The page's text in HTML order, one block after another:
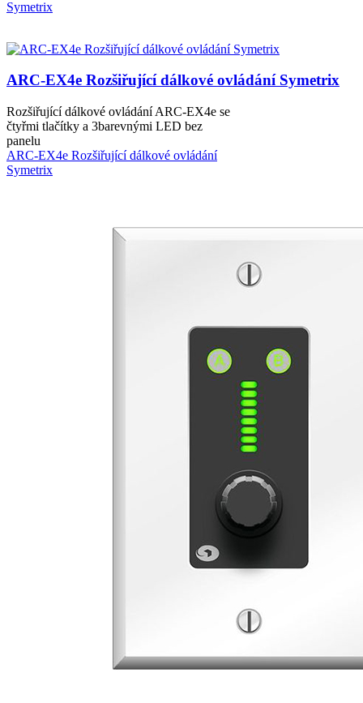
Symetrix
ARC-EX4e Rozšiřující dálkové ovládání Symetrix
Rozšiřující dálkové ovládání ARC-EX4e se
čtyřmi tlačítky a 3barevnými LED bez
panelu
ARC-EX4e Rozšiřující dálkové ovládání
Symetrix